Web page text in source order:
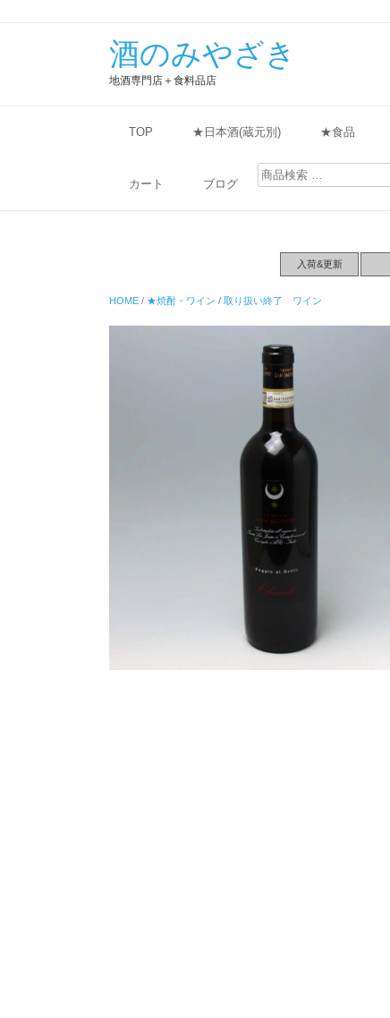
酒のみやざき
地酒専門店＋食料品店
TOP ★日本酒(蔵元別) ★食品
カート ブログ
検
索
入荷&更新
HOME / ★焼酎・ワイン / 取り扱い終了 ワイン